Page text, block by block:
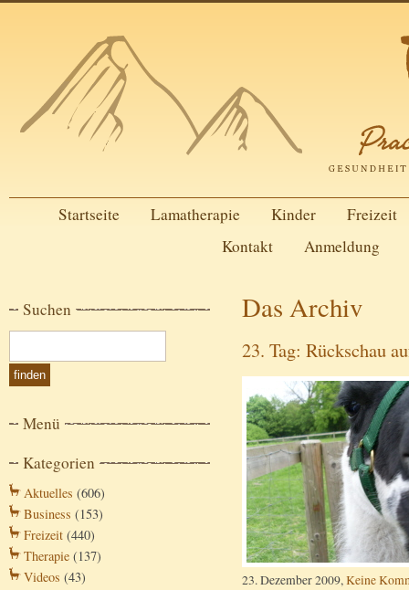
Startseite Lamatherapie Kinder
Freizeit
Kontakt
Anmeldung
Suchen
Menü
Kategorien
Aktuelles (606)
Business (153)
Freizeit (440)
Therapie (137)
Videos (43)
Das Archiv
23. Tag: Rückschau
23. Dezember 2009,Keine